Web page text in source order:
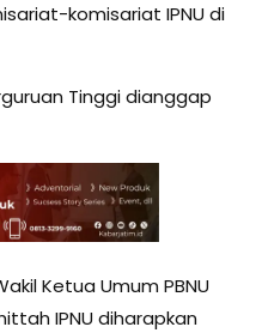
komisariat IPNU di
Tinggi dianggap
Ketua Umum PBNU
IPNU diharapkan